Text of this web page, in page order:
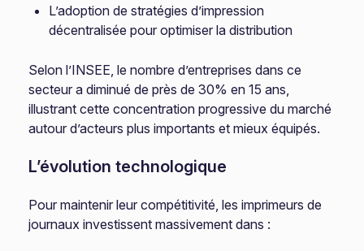
L’adoption de stratégies d’impression
décentralisée pour optimiser la distribution
Selon l’INSEE, le nombre d’entreprises dans ce
secteur a diminué de près de 30% en 15 ans,
illustrant cette concentration progressive du marché
autour d’acteurs plus importants et mieux équipés.
L’évolution technologique
Pour maintenir leur compétitivité, les imprimeurs de
journaux investissent massivement dans :